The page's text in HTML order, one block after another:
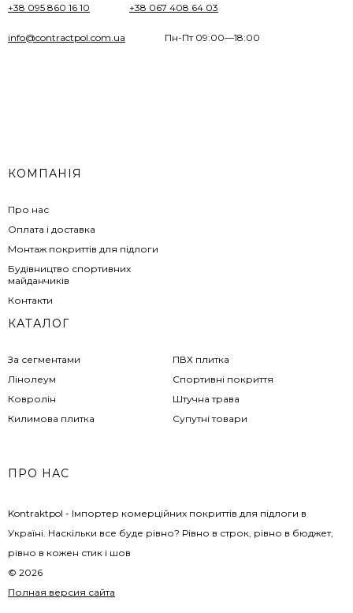
+38 095 860 16 10 +38 067 408 64 03
info@contractpol.com.ua Пн-Пт 09:00—18:00
КОМПАНІЯ
Про нас
Оплата і доставка
Монтаж покриттів для підлоги
Будівництво спортивних
майданчиків
Контакти
КАТАЛОГ
За сегментами
Лінолеум
Ковролін
Килимова плитка
ПВХ плитка
Спортивні покриття
Штучна трава
Супутні товари
ПРО НАС
Kontraktpol - Імпортер комерційних покриттів для підлоги в
Україні. Наскільки все буде рівно? Рівно в строк, рівно в бюджет,
рівно в кожен стик і шов
© 2026
Полная версия сайта